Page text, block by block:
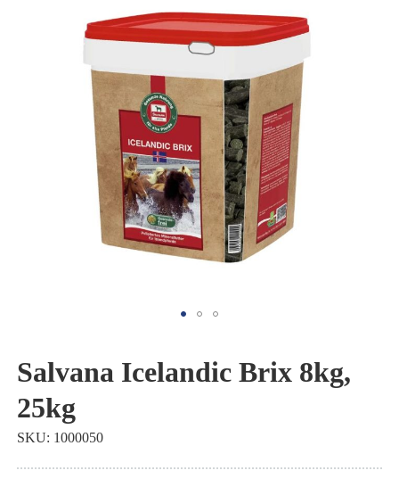
Anfang
der
Bildgalerie
springen
Salvana Icelandic Brix 8kg,
25kg
SKU 1000050